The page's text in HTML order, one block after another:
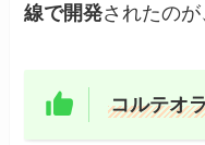
線で開発されたのが
コルテオ